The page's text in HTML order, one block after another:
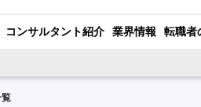
コンサルタント紹介 業界情報 転職者